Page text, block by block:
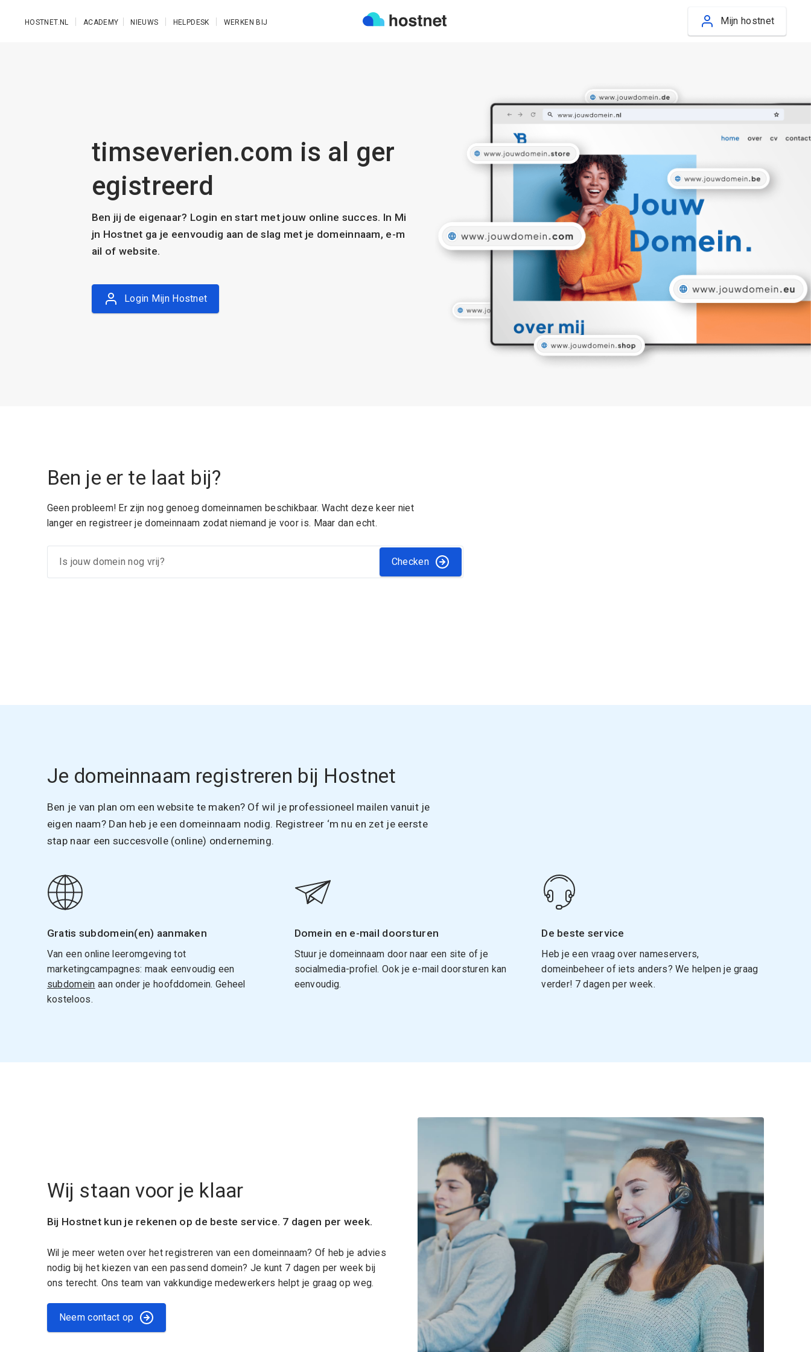
HOSTNET.NL ACADEMY NIEUWS HELPDESK WERKEN BIJ Mijn hostnet
timseverien.com is al ger
egistreerd
Ben jij de eigenaar? Login en start met jouw online succes. In Mi
jn Hostnet ga je eenvoudig aan de slag met je domeinnaam, e-m
ail of website.
Login Mijn Hostnet
Ben je er te laat bij?
Geen probleem! Er zijn nog genoeg domeinnamen beschikbaar. Wacht deze keer niet
langer en registreer je domeinnaam zodat niemand je voor is. Maar dan echt.
Checken
Je domeinnaam registreren bij Hostnet
Ben je van plan om een website te maken? Of wil je professioneel mailen vanuit je
eigen naam? Dan heb je een domeinnaam nodig. Registreer ‘m nu en zet je eerste
stap naar een succesvolle (online) onderneming.
Gratis subdomein(en) aanmaken
Van een online leeromgeving tot
marketingcampagnes: maak eenvoudig een
subdomein aan onder je hoofddomein. Geheel
kosteloos.
Domein en e-mail doorsturen
Stuur je domeinnaam door naar een site of je
socialmedia-profiel. Ook je e-mail doorsturen kan
eenvoudig.
De beste service
Heb je een vraag over nameservers,
domeinbeheer of iets anders? We helpen je graag
verder! 7 dagen per week.
Wij staan voor je klaar
Bij Hostnet kun je rekenen op de beste service. 7 dagen per week.
Wil je meer weten over het registreren van een domeinnaam? Of heb je advies
nodig bij het kiezen van een passend domein? Je kunt 7 dagen per week bij
ons terecht. Ons team van vakkundige medewerkers helpt je graag op weg.
Neem contact op